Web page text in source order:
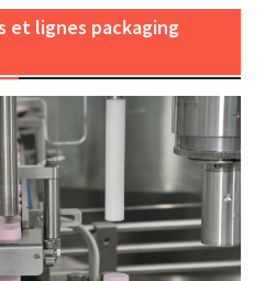
et lignes packaging